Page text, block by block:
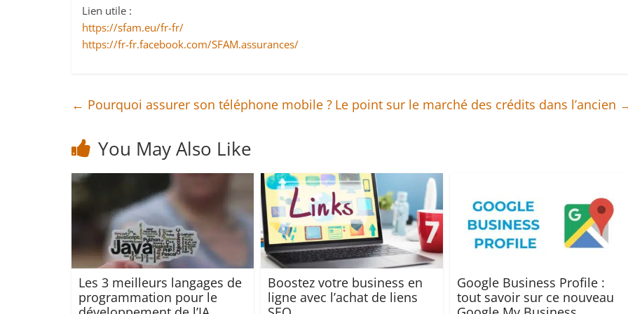
Lien utile :
https://sfam.eu/fr-fr/
https://fr-fr.facebook.com/SFAM.assurances/
← Pourquoi assurer son téléphone mobile ? Le point sur le marché des crédits dans l’ancien
You May Also Like
Les 3 meilleurs langages de
programmation pour le
Boostez votre business en
ligne avec l’achat de liens
Google Business Profile :
tout savoir sur ce nouveau